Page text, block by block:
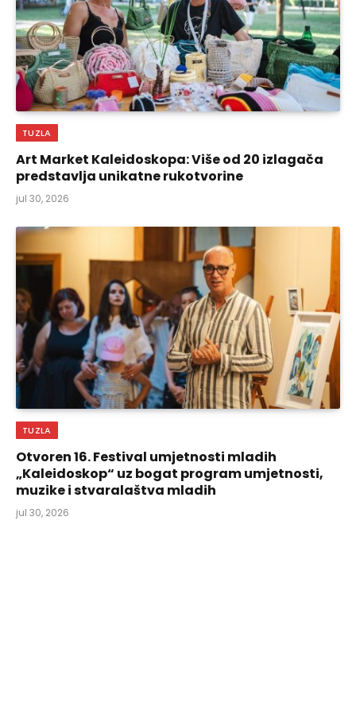
TUZLA
Art Market Kaleidoskopa: Više od 20 izlagača
predstavlja unikatne rukotvorine
jul 30, 2026
TUZLA
Otvoren 16. Festival umjetnosti mladih
„Kaleidoskop“ uz bogat program umjetnosti,
muzike i stvaralaštva mladih
jul 30, 2026